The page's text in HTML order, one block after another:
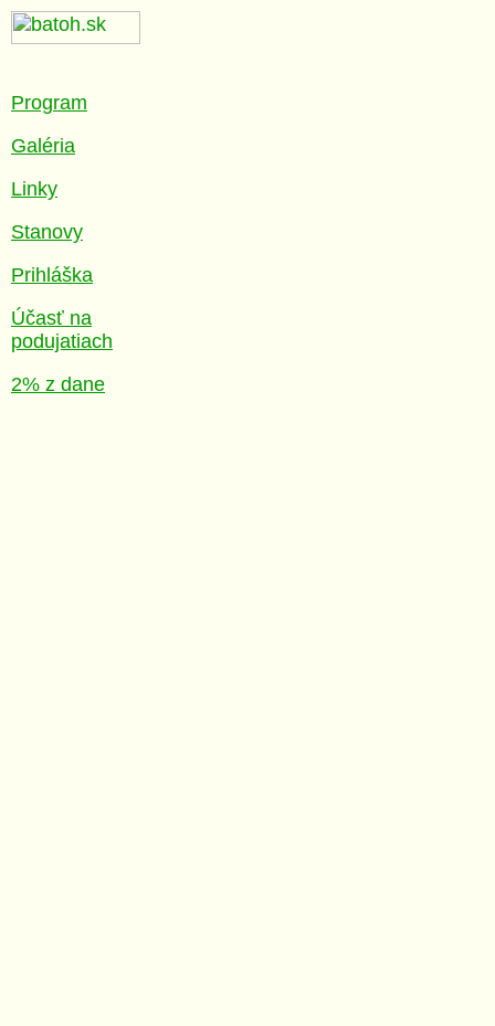
Program
Galéria
Linky
Stanovy
Prihláška
Účasť na
podujatiach
2% z dane